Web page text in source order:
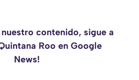
nuestro contenido, sigue a
Roo en Google
News!